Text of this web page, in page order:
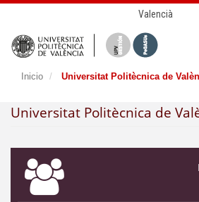
Valencià
Inicio Universitat Politècnica de
Universitat Politècnica de